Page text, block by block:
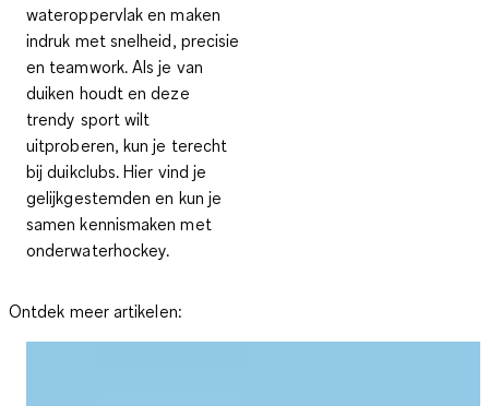
wateroppervlak en maken
indruk met snelheid, precisie
en teamwork. Als je van
duiken houdt en deze
trendy sport wilt
uitproberen, kun je terecht
bij duikclubs. Hier vind je
gelijkgestemden en kun je
samen kennismaken met
onderwaterhockey.
Ontdek meer artikelen: